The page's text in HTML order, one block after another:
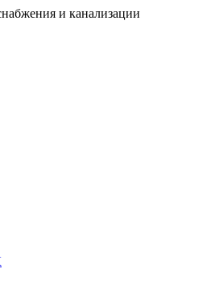
и канализации